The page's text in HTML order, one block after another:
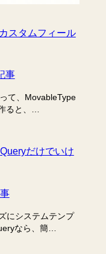
スタムフィール
事
て、MovableType
ると、…
だけでいけ
にシステムテンプ
なら、簡…